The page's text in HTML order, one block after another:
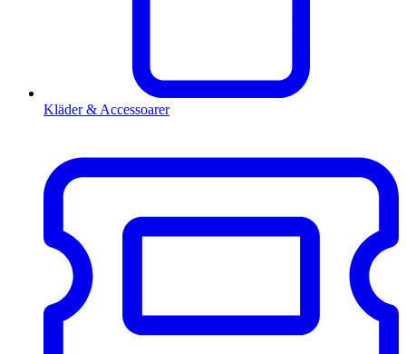
Kläder & Accessoarer